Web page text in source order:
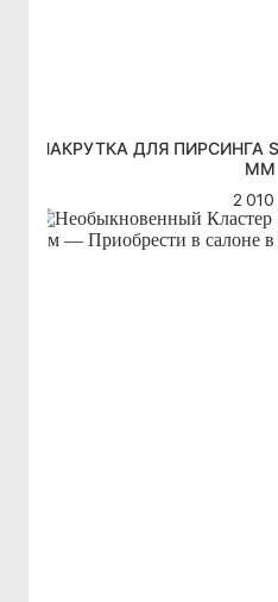
НАКРУТКА ДЛЯ ПИРСИНГА
ММ
2 010